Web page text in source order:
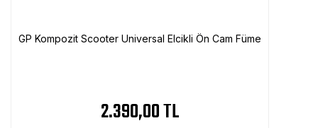
GP Kompozit Scooter Universal Elcikli Ön Cam Füme
2.390,00 TL